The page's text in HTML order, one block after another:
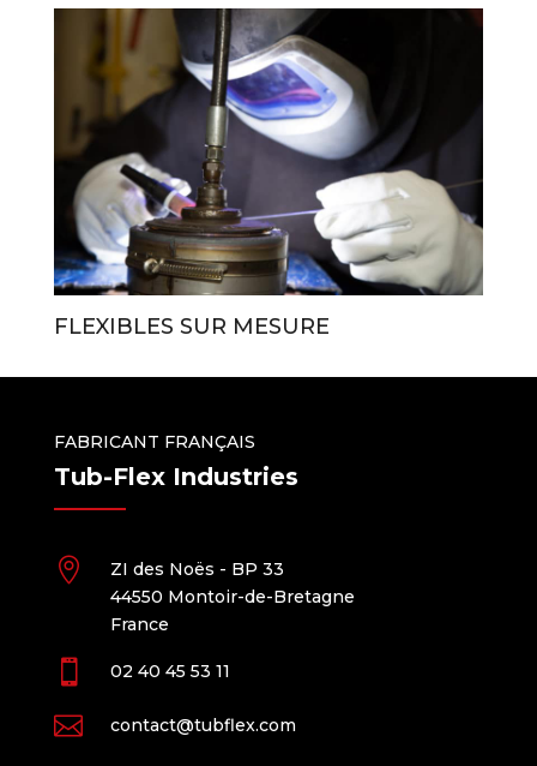
FLEXIBLES SUR MESURE
FABRICANT FRANÇAIS
Tub-Flex Industries

ZI des Noës - BP 33
44550 Montoir-de-Bretagne
France
 02 40 45 53 11
 contact@tubflex.com